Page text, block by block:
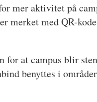
mer aktivitet på
merket med QR-
for at campus blir
benyttes i